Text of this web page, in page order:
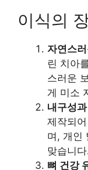
이식의
자연스
린 치아
스러운
게 미소
내구성
제작되
며, 개인
맞습니
뼈 건강